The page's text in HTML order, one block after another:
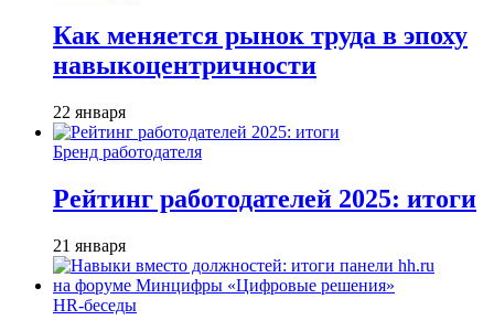
Как меняется рынок труда в эпоху
навыкоцентричности
22 января
Бренд работодателя
Рейтинг работодателей 2025: итоги
21 января
HR-беседы